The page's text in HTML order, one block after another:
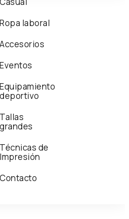
Ropa laboral
Accesorios
Eventos
Equipamiento
deportivo
Tallas
grandes
Técnicas de
Impresión
Contacto